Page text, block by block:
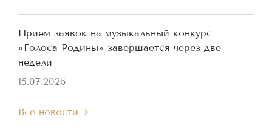
Прием заявок на музыкальный конкурс
«Голоса Родины» завершается через две
недели
15.07.2026
Все новости